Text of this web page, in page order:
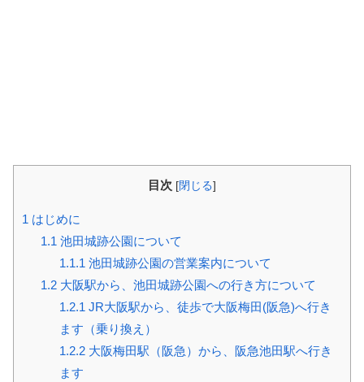
目次 [閉じる]
1 はじめに
1.1 池田城跡公園について
1.1.1 池田城跡公園の営業案内について
1.2大阪駅から、池田城跡公園への行き方について
1.2.1 JR大阪駅から、徒歩で大阪梅田(阪急)へ行き
ます（乗り換え）
1.2.2大阪梅田駅（阪急）から、阪急池田駅へ行き
ます